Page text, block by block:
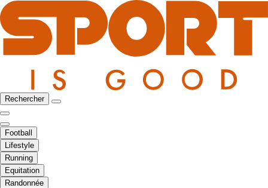
Rechercher
Football
Lifestyle
Running
Equitation
Randonnée